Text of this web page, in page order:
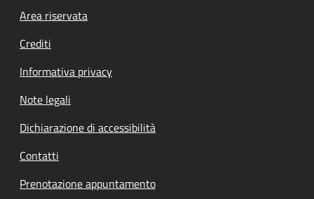
Footer menu
Area riservata
Crediti
Informativa privacy
Note legali
Dichiarazione di accessibilità
Contatti
Prenotazione appuntamento